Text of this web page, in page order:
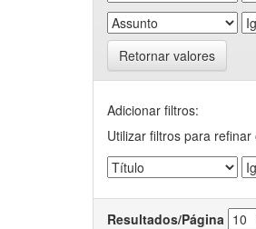
Retornar valores
Adicionar filtros:
Utilizar filtros para
Resultados/Página